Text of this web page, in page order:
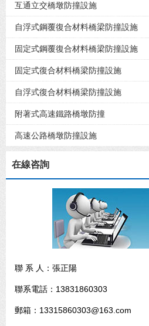
互通立交橋墩防撞設施
自浮式鋼覆復合材料橋梁防撞設施
固定式鋼覆復合材料橋梁防撞設施
固定式復合材料橋梁防撞設施
自浮式復合材料橋梁防撞設施
附著式高速鐵路橋墩防撞
高速公路橋墩防撞設施
在線咨詢
聯 系 人：張正陽
聯系電話：13831860303
郵箱：13315860303@163.com